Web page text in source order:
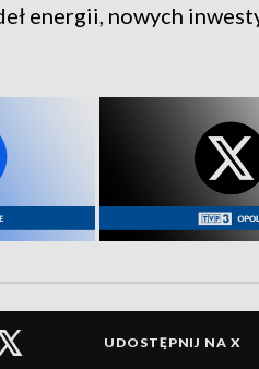
energii, nowych
UDOSTĘPNIJ NA X